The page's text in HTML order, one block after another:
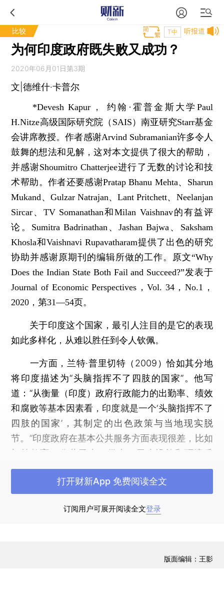
比较 听报道
T中
为何印度政府既失败又成功？
2020年06月01日第3期
文|德维什·卡普尔
*Devesh Kapur， 约翰·霍普金斯大学Paul
H.Nitze高级国际研究院（SAIS）南亚研究Starr基金
会讲席教授。作者感谢Arvind Subramanian许多令人
鼓舞的想法和见解，这对本文提供了很大的帮助，
并感谢Shoumitro Chatterjee进行了无数的讨论和技
术帮助。作者还要感谢Pratap Bhanu Mehta、Sharun
Mukand、Gulzar Natrajan、Lant Pritchett、Neelanjan
Sircar、TV Somanathan和Milan Vaishnav的有益评
论。Sumitra Badrinathan、Jashan Bajwa、Saksham
Khosla和Vaishnavi Rupavatharam提供了出色的研究
协助并感谢原期刊的编辑所做的工作。原文“Why
Does the Indian State Both Fail and Succeed?”发表于
Journal of Economic Perspectives，Vol. 34，No.1，
2020，第31—54页。
关于印度这个国家，最引人注目的是它的表现
如此多样化，从难以胜任到令人钦佩。
一方面，兰特·普里切特（2009）恰如其分地
将印度描述为“头脑指挥不了四肢的国家”。他写
道：“从衡量（印度）政府行政能力的出勤率、绩效
和腐败等基本因素看，印度就是一个‘头脑指挥不了
四肢的国家’，其制定的出色政策与当地现实脱
节。”印度政府在基本公共服务方面表现很差，比如
初等教育、公共卫生、供水、卫生设施和环境质
量。虽然从政府角度看它有效地管理着世界上最大
的武装力量之一，但在管理公共服务机构方面却不
能产生有意义结果的项目，这或许源于政客和官僚
Fisman、Schulz and Vig，2014；Sheahan et
订阅用户可展开阅读全文登录
打开财新App 免费阅读全文
版面编辑：王影